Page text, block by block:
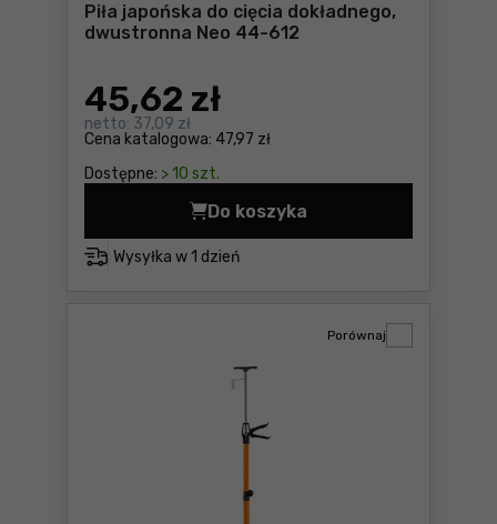
Piła japońska do cięcia dokładnego,
dwustronna Neo 44-612
Cena katalogowa: 47,97 zł
45,62 zł
netto: 37,09 zł
Dostępne: > 10 szt.
Wysyłka w 1 dzień
Do koszyka
Piła japońska do cięcia
Porównaj